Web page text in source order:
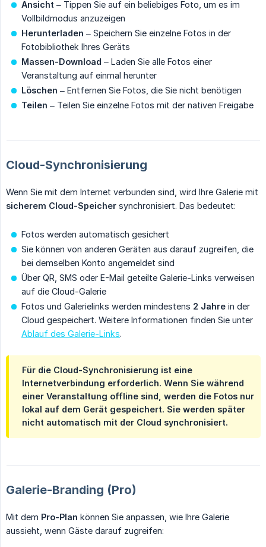
Ansicht – Tippen Sie auf ein beliebiges Foto, um es im
Vollbildmodus anzuzeigen
Herunterladen – Speichern Sie einzelne Fotos in der
Fotobibliothek Ihres Geräts
Massen-Download – Laden Sie alle Fotos einer
Veranstaltung auf einmal herunter
Löschen – Entfernen Sie Fotos, die Sie nicht benötigen
Teilen – Teilen Sie einzelne Fotos mit der nativen Freigabe
Cloud-Synchronisierung
Wenn Sie mit dem Internet verbunden sind, wird Ihre Galerie mit
sicherem Cloud-Speicher synchronisiert. Das bedeutet:
Fotos werden automatisch gesichert
Sie können von anderen Geräten aus darauf zugreifen, die
bei demselben Konto angemeldet sind
Über QR, SMS oder E-Mail geteilte Galerie-Links verweisen
auf die Cloud-Galerie
Fotos und Galerielinks werden mindestens 2 Jahre in der
Cloud gespeichert. Weitere Informationen finden Sie unter
Ablauf des Galerie-Links.
Für die Cloud-Synchronisierung ist eine
Internetverbindung erforderlich. Wenn Sie während
einer Veranstaltung offline sind, werden die Fotos nur
lokal auf dem Gerät gespeichert. Sie werden später
nicht automatisch mit der Cloud synchronisiert.
Galerie-Branding (Pro)
Mit dem Pro-Plan können Sie anpassen, wie Ihre Galerie
aussieht, wenn Gäste darauf zugreifen: